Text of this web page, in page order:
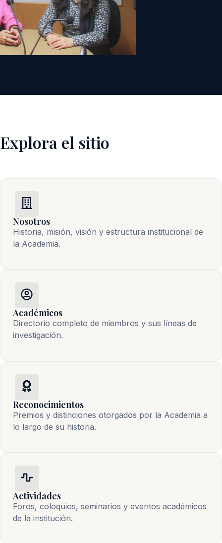
Explora el sitio
Nosotros
Historia, misión, visión y estructura institucional de
la Academia.
Académicos
Directorio completo de miembros y sus líneas de
investigación.
Reconocimientos
Premios y distinciones otorgados por la Academia a
lo largo de su historia.
Actividades
Foros, coloquios, seminarios y eventos académicos
de la institución.